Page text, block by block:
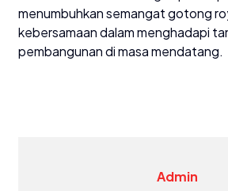
menumbuhkan semangat gotong
kebersamaan dalam menghadapi
pembangunan di masa mendatang.
Admin